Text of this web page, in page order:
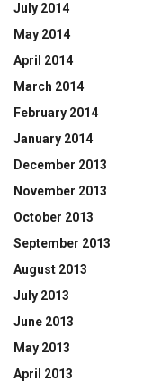
July 2014
May 2014
April 2014
March 2014
February 2014
January 2014
December 2013
November 2013
October 2013
September 2013
August 2013
July 2013
June 2013
May 2013
April 2013